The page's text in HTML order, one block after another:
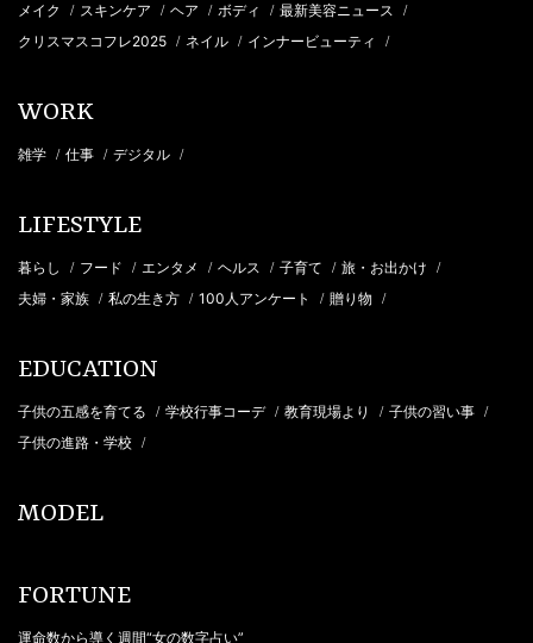
メイク / スキンケア / ヘア / ボディ / 最新美容ニュース /
クリスマスコフレ2025 / ネイル / インナービューティ /
WORK
雑学 / 仕事 / デジタル /
LIFESTYLE
暮らし / フード / エンタメ / ヘルス / 子育て / 旅・お出かけ /
夫婦・家族 / 私の生き方 / 100人アンケート / 贈り物 /
EDUCATION
子供の五感を育てる / 学校行事コーデ / 教育現場より / 子供の習い事 /
子供の進路・学校 /
MODEL
FORTUNE
運命数から導く週間“女の数字占い”